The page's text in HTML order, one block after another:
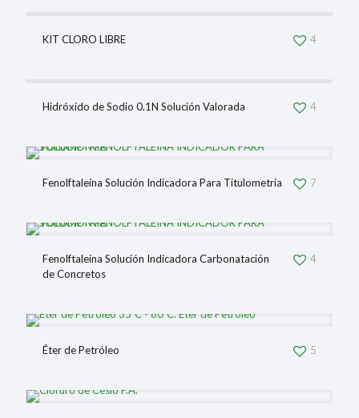
KIT CLORO LIBRE 4
Hidróxido de Sodio 0.1N Solución Valorada 4
Fenolftaleína Solución Indicadora Para Titulometría 7
Fenolftaleína Solución Indicadora Carbonatación
de Concretos
4
Éter de Petróleo 5